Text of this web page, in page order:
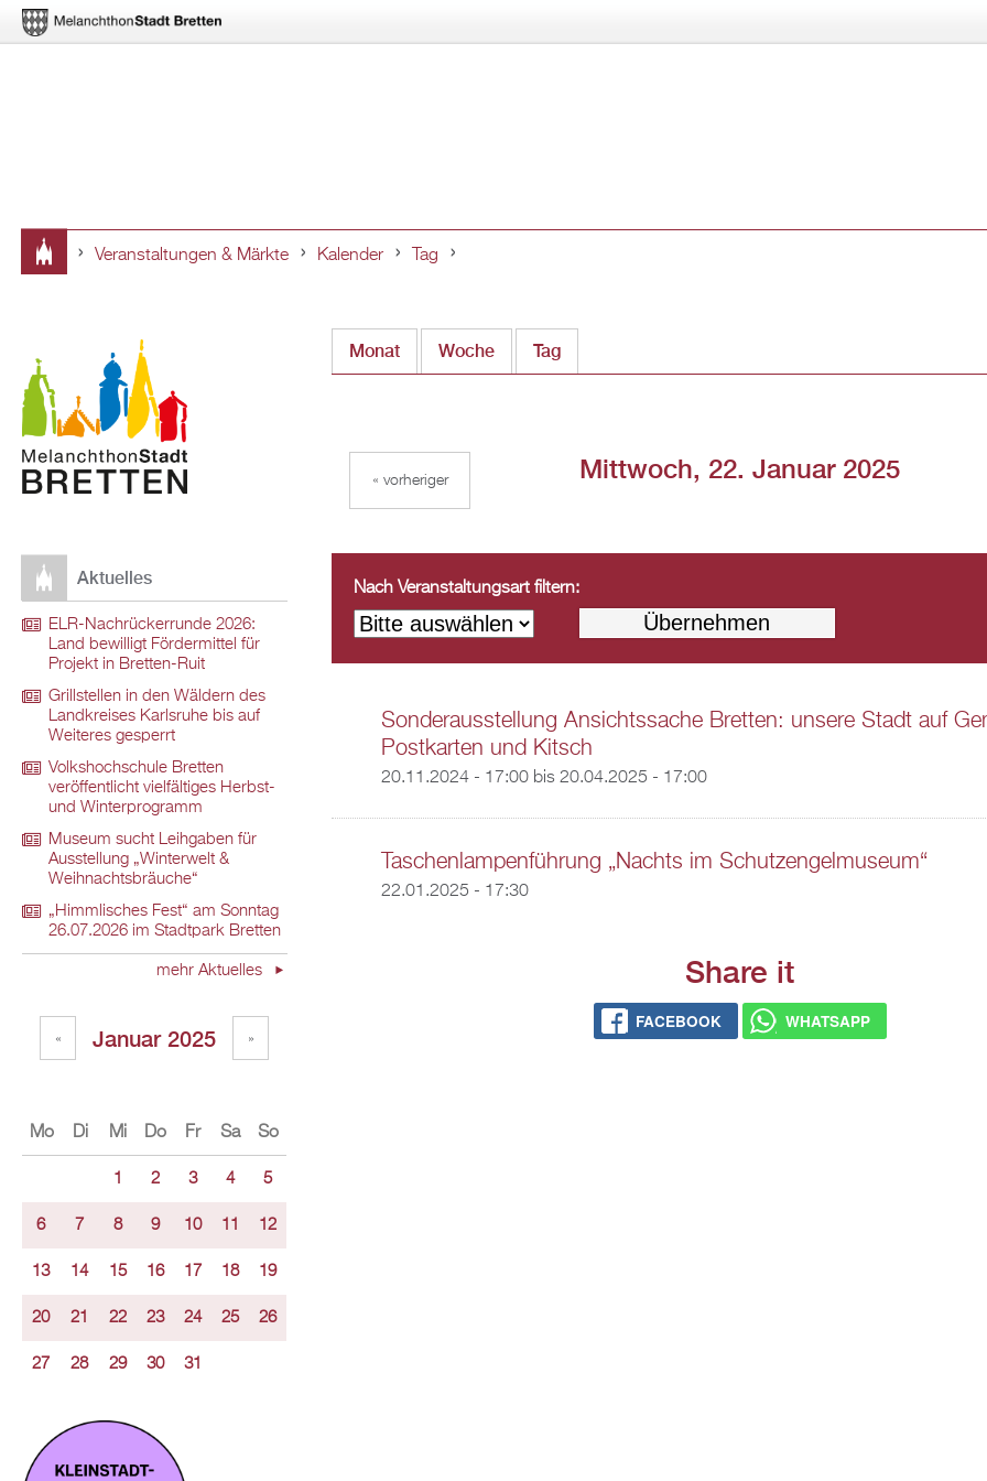
hier
Veranstaltungen & Märkte Kalender Tag
Monat Woche Tag(aktiver Reiter)
Mittwoch, 22. Januar 2025
« vorheriger
Nach Veranstaltungsart filtern:
Sonderausstellung Ansichtssache Bretten: unsere Stadt auf
Postkarten und Kitsch
20.11.2024 - 17:00bis 20.04.2025 - 17:00
Taschenlampenführung „Nachts im Schutzengelmuseum“
22.01.2025 - 17:30
Share it
FACEBOOK WHATSAPP
Aktuelles
ELR-Nachrückerrunde 2026:
Land bewilligt Fördermittel für
Projekt in Bretten-Ruit
Grillstellen in den Wäldern des
Landkreises Karlsruhe bis auf
Weiteres gesperrt
Volkshochschule Bretten
veröffentlicht vielfältiges Herbst-
und Winterprogramm
Museum sucht Leihgaben für
Ausstellung „Winterwelt &
Weihnachtsbräuche“
„Himmlisches Fest“ am Sonntag
26.07.2026 im Stadtpark Bretten
mehr Aktuelles
Januar 2025
« »
Mo Di Mi Do Fr Sa So
1 2 3 4 5
6 7 8 9 10 11 12
13 14 15 16 17 18 19
20 21 22 23 24 25 26
27 28 29 30 31